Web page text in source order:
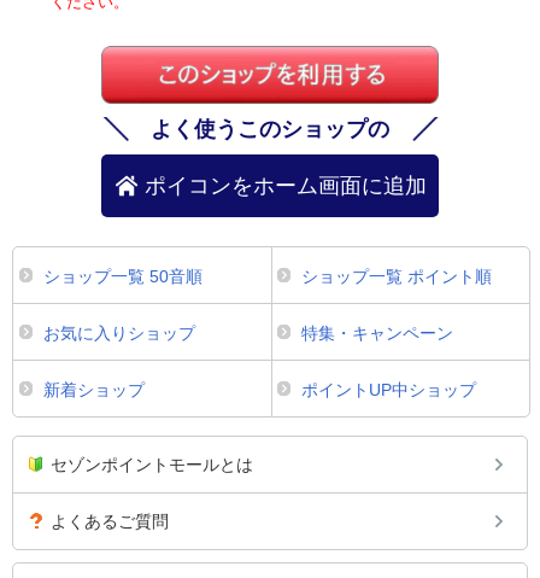
よく使うこのショップの
ポイコンをホーム画面に追加
ショップ一覧 50音順 ショップ一覧 ポイント順
お気に入りショップ 特集・キャンペーン
新着ショップ ポイントUP中ショップ
セゾンポイントモールとは
よくあるご質問